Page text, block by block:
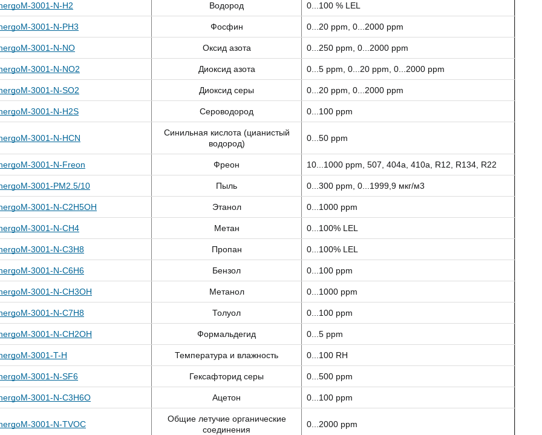
3001-N-H2 Водород 0...100 % LEL
3001-N-PH3 Фосфин 0...20 ppm, 0...2000 ppm
3001-N-NO Оксид азота 0...250 ppm, 0...2000 ppm
3001-N-NO2 Диоксид азота 0...5 ppm, 0...20 ppm, 0...2000 ppm
3001-N-SO2 Диоксид серы 0...20 ppm, 0...2000 ppm
3001-N-H2S Сероводород 0...100 ppm
3001-N-HCN
Синильная кислота (цианистый
водород)
0...50 ppm
3001-N-Freon Фреон 10...1000 ppm, 507, 404a, 410a, R12, R134, R22
3001-PM2.5/10 Пыль 0...300 ppm, 0...1999,9 мкг/м3
3001-N-C2H5OH Этанол 0...1000 ppm
3001-N-CH4 Метан 0...100% LEL
3001-N-C3H8 Пропан 0...100% LEL
3001-N-C6H6 Бензол 0...100 ppm
3001-N-CH3OH Метанол 0...1000 ppm
3001-N-C7H8 Толуол 0...100 ppm
3001-N-CH2OH Формальдегид 0...5 ppm
3001-T-H Температура и влажность 0...100 RH
3001-N-SF6 Гексафторид серы 0...500 ppm
3001-N-C3H6O Ацетон 0...100 ppm
3001-N-TVOC
Общие летучие органические
соединения
0...2000 ppm